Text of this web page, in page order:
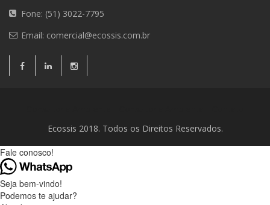
Fone: (51) 3022-7795
Email: comercial@ecossis.com.br
Ecossis 2018. Todos os Direitos Reservados.
Fale conosco!
Seja bem-vindo!
Podemos te ajudar?